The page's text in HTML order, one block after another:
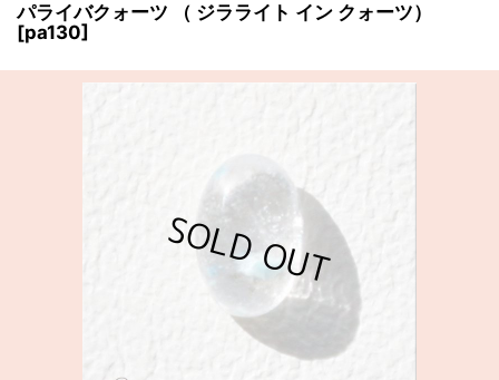
パライバクォーツ （ ジラライト イン クォーツ）
[pa130]